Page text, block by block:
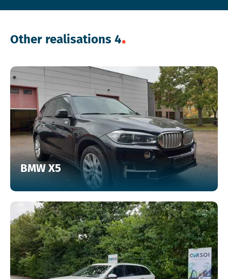
Other realisations 4
BMW X5